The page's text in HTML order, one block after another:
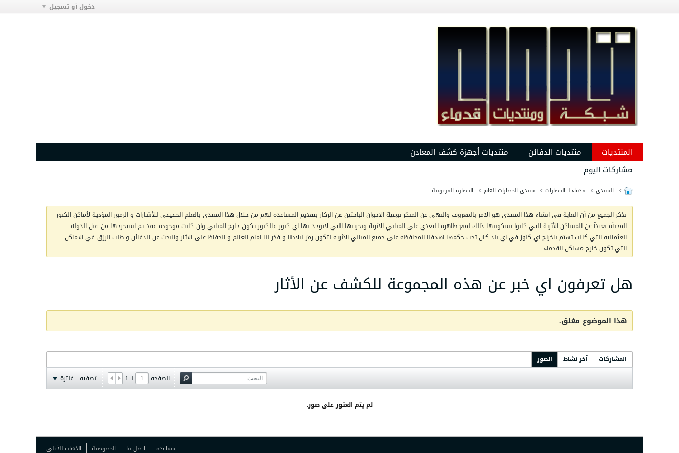
دخول أو تسجيل
المنتديات منتديات الدفائن
منتديات أجهزة كشف المعادن
مشاركات اليوم
المنتدى قدماء لـ الحضارات منتدى الحضارات العام الحضارة الفرعونية
نذكر الجميع من أن الغاية في انشاء هذا المنتدى هو الامر بالمعروف والنهي عن المنكر توعية الاخوان الباحثين عن الركاز بتقديم المساعده لهم من خلال هذا المنتدى بالعلم الحقيقي للأشارات و الرموز المؤدية لأماكن الكنوز
المخبأة بعيدآ عن المساكن الأثرية التي كانوا يسكوننها ذالك لمنع ظاهرة التعدي على المباني الاثرية وتخريبها التي لايوجد بها اي كنوز فالكنوز تكون خارج المباني وان كانت موجوده فقد تم استخرجها من قبل الدوله
العثمانية التي كانت تهتم باخراج اي كنوز في اي بلد كان تحت حكمها اهدفنا المحافظه على جميع المباني الأثرية لتكون رمز لبلادنا و فخر لنا امام العالم و الحفاظ على الاثار والبحث عن الدفائن و طلب الرزق في الاماكن
التي تكون خارج مساكن القدماء
هل تعرفون اي خبر عن هذه المجموعة للكشف عن الأثار
هذا الموضوع مغلق.
المشاركات آخر نشاط الصور
الصفحة لـ1 تصفية - فلترة
لم يتم العثور على صور.
مساعدة اتصل بنا الخصوصية الذهاب للأعلى